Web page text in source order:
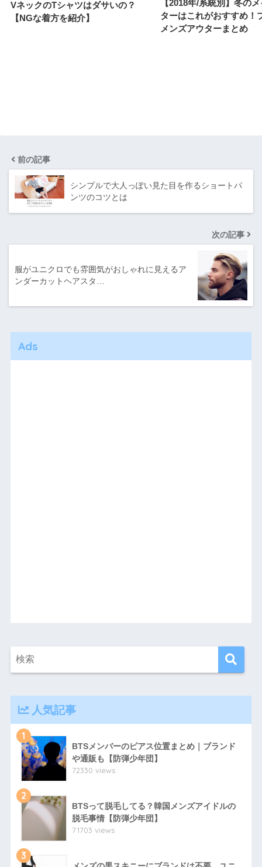
VネックのTシャツはダサいの？
【NGな着方を紹介】
【2018年/系統別】冬の
ターはこれがおすすめ！
メンズアウターまとめ
前の記事
シンプルで大人っぽい見た目を作るショートパ
ンツのコツとは
次の記事
服がユニクロでも雰囲気がおしゃれに見えるア
ンダーカットヘアスタ…
Ads
人気記事
1
BTSメンバーのピアス位置まとめ｜ブランド
や通販も【防弾少年団】
72330 views
2
BTSって脱毛してる？韓国メンズアイドルの
脱毛事情【防弾少年団】
71703 views
3